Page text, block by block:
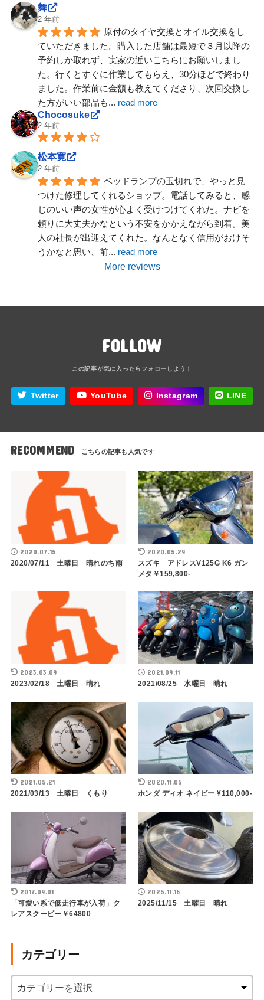
舞
2 年前
原付のタイヤ交換とオイル交換をし
ていただきました。購入した店舗は最短で３月以降の
予約しか取れず、実家の近いこちらにお願いしまし
た。行くとすぐに作業してもらえ、30分ほどで終わり
ました。作業前に金額も教えてくださり、次回交換し
た方がいい部品も... read more
Chocosuke
2 年前
松本寛
2 年前
ベッドランプの玉切れで、やっと見
つけた修理してくれるショップ。電話してみると、感
じのいい声の女性が心よく受けつけてくれた。ナビを
頼りに大丈夫かなという不安をかかえながら到着。美
人の社長が出迎えてくれた。なんとなく信用がおけそ
うかなと思い、前... read more
More reviews
FOLLOW
Twitter YouTube Instagram LINE
RECOMMEND
2020.07.15
2020/07/11 土曜日 晴れのち雨
2020.05.29
スズキ アドレスV125G K6 ガン
メタ￥159,800-
2023.03.09
2023/02/18 土曜日 晴れ
2021.09.11
2021/08/25 水曜日 晴れ
2021.05.21
2021/03/13 土曜日 くもり
2020.11.05
ホンダ ディオ ネイビー ¥110,000-
2017.09.01
「可愛い系で低走行車が入荷」ク
レアスクーピー￥64800
2025.11.16
2025/11/15 土曜日 晴れ
カテゴリー